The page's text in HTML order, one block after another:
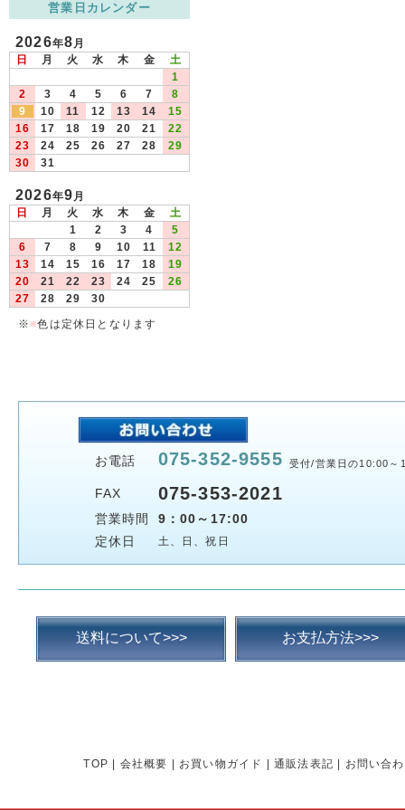
営業日カレンダー
2026年8月
日
月 火 水 木 金
土
1
2
3 4 5 6 7
8
9
10 11 12 13 14
15
16
17 18 19 20 21
22
23
24 25 26 27 28
29
30
31
2026年9月
日
月 火 水 木 金
土
1
2 3 4
5
6
7 8 9 10 11
12
13
14 15 16 17 18
19
20
21 22 23 24 25
26
27
28 29
30
※ ■色は定休日となります
お電話 075-352-9555 受付/営業日の10:00～
FAX 075-353-2021
営業時間
9：00～17:00
定休日
土、日、祝日
送料について>>> お支払方法>>>
TOP 会社概要 お買い物ガイド 通販法表記 お問い合